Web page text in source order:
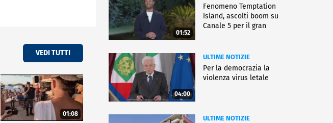
VEDI TUTTI
01:08
01:52
Fenomeno Temptation
Island, ascolti boom su
Canale 5 per il gran
04:00
ULTIME NOTIZIE
Per la democrazia la
violenza virus letale
ULTIME NOTIZIE